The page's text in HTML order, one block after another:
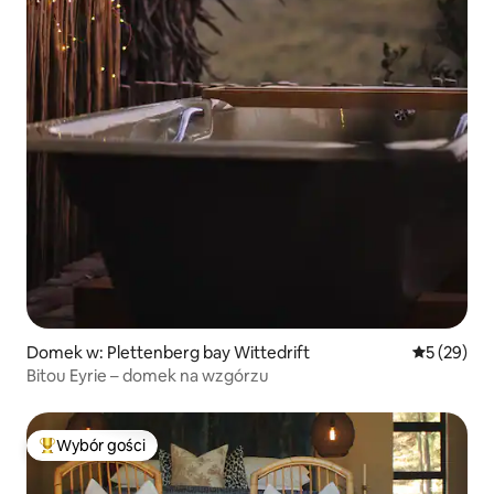
Domek w: Plettenberg bay Wittedrift Średnia
5 (29)
Bitou Eyrie – domek na wzgórzu
Najpopularniejsze z kategorii Wybór gości
Wybór gości